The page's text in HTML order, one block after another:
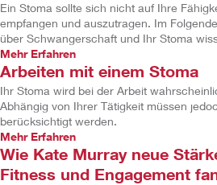
Ein Stoma sollte sich nicht auf Ihre
empfangen und auszutragen. Im
über Schwangerschaft und Ihr Stoma
Mehr Erfahren
Arbeiten mit einem Stoma
Ihr Stoma wird bei der Arbeit
Abhängig von Ihrer Tätigkeit müssen
berücksichtigt werden.
Mehr Erfahren
Wie Kate Murray neue
Fitness und Engagement